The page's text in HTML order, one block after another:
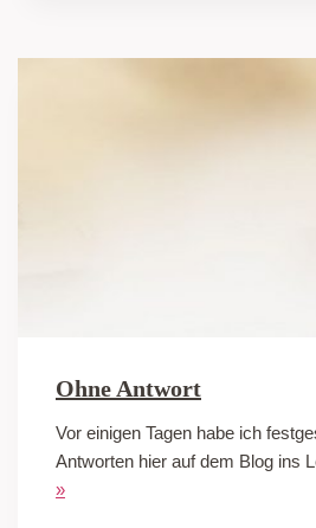
Ohne Antwort
Vor einigen Tagen habe ich
Antworten hier auf dem Blog ins
»